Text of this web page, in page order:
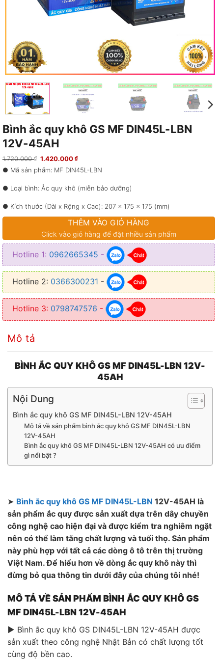
Bình ắc quy khô GS MF DIN45L-LBN
12V-45AH
1.720.000₫
Giá
là:
1.420.000 ₫Giá
tại
1.420.000 ₫.
● Mã sản phẩm: MF DIN45L-LBN
● Loại bình: Ắc quy khô (miễn bảo dưỡng)
● Kích thước (Dài x Rộng x Cao): 207 x 175 x 175 (mm)
THÊM VÀO GIỎ HÀNG
Click vào giỏ hàng để đặt nhiều sản phẩm
Hotline 1: 0962665345 -
Hotline 2: 0366300231 -
Hotline 3: 0798747576 -
Mô tả
BÌNH ẮC QUY KHÔ GS MF DIN45L-LBN 12V-
45AH
Nội Dung
Bình ắc quy khô GS MF DIN45L-LBN 12V-45AH
Mô tả về sản phẩm bình ắc quy khô GS MF DIN45L-LBN
12V-45AH
Bình ắc quy khô GS MF DIN45L-LBN 12V-45AH có ưu điểm
gì nổi bật ?
➤ Bình ắc quy khô GS MF DIN45L-LBN 12V-45AH là
sản phẩm ắc quy được sản xuất dựa trên dây chuyền
công nghệ cao hiện đại và được kiểm tra nghiêm ngặt
nên có thể làm tăng chất lượng và tuổi thọ. Sản phẩm
này phù hợp với tất cả các dòng ô tô trên thị trường
Việt Nam. Để hiểu hơn về dòng ắc quy khô này thì
đừng bỏ qua thông tin dưới đây của chúng tôi nhé!
MÔ TẢ VỀ SẢN PHẨM BÌNH ẮC QUY KHÔ GS
MF DIN45L-LBN 12V-45AH
▶ Bình ắc quy khô GS DIN45L-LBN 12V-45AH được
sản xuất theo công nghệ Nhật Bản có chất lượng tốt
cùng độ bền cao.